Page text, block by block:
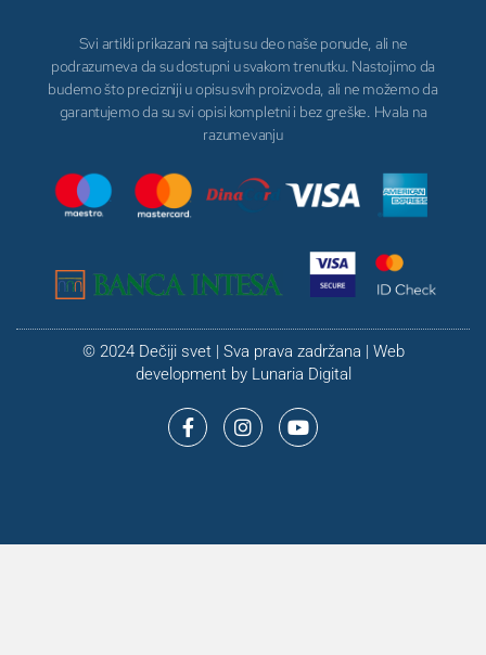
Svi artikli prikazani na sajtu su deo naše ponude, ali ne
podrazumeva da su dostupni u svakom trenutku. Nastojimo da
budemo što precizniji u opisu svih proizvoda, ali ne možemo da
garantujemo da su svi opisi kompletni i bez greške. Hvala na
razumevanju
© 2024 Dečiji svet | Sva prava zadržana | Web
development by Lunaria Digital